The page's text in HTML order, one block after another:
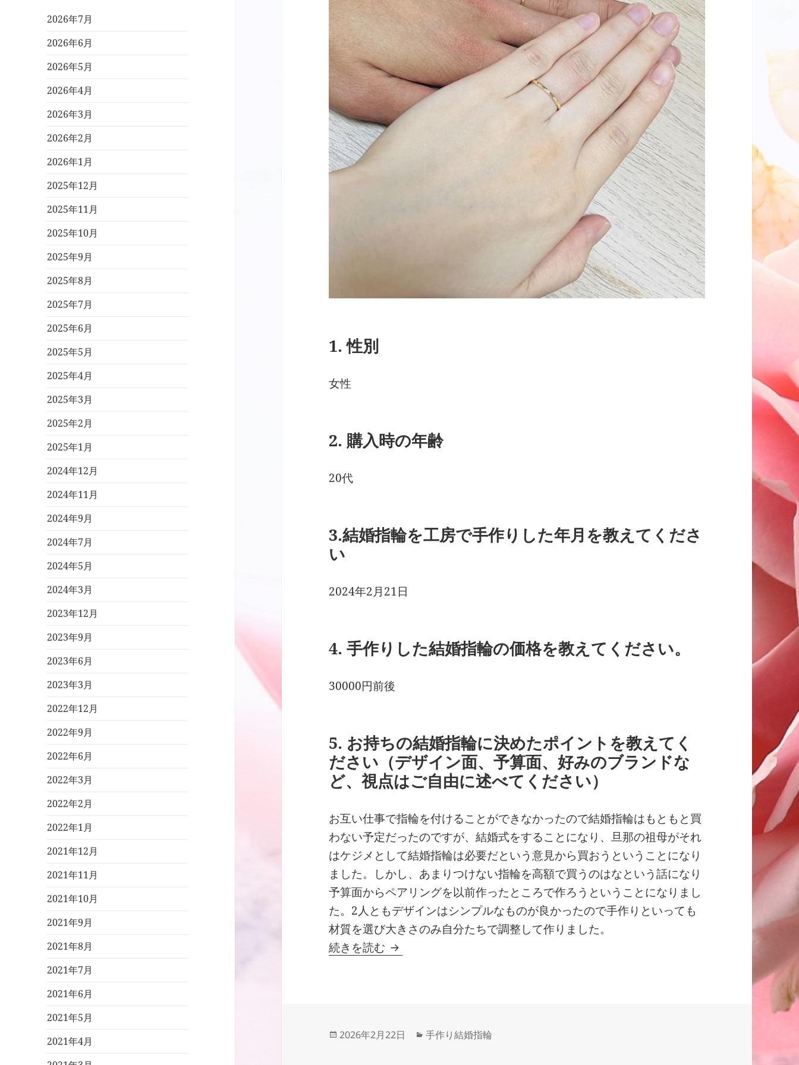
2026年7月
2026年6月
2026年5月
2026年4月
2026年3月
2026年2月
2026年1月
2025年12月
2025年11月
2025年10月
2025年9月
2025年8月
2025年7月
2025年6月
2025年5月
2025年4月
2025年3月
2025年2月
2025年1月
2024年12月
2024年11月
2024年9月
2024年7月
2024年5月
2024年3月
2023年12月
2023年9月
2023年6月
2023年3月
2022年12月
2022年9月
2022年6月
2022年3月
2022年2月
2022年1月
2021年12月
2021年11月
2021年10月
2021年9月
2021年8月
2021年7月
2021年6月
2021年5月
2021年4月
1. 性別
女性
2. 購入時の年齢
20代
3.結婚指輪を工房で手作りした年月を教えてくださ
い
2024年2月21日
4. 手作りした結婚指輪の価格を教えてください。
30000円前後
5. お持ちの結婚指輪に決めたポイントを教えてく
ださい（デザイン面、予算面、好みのブランドな
ど、視点はご自由に述べてください）
お互い仕事で指輪を付けることができなかったので結婚指輪はもともと買
わない予定だったのですが、結婚式をすることになり、旦那の祖母がそれ
はケジメとして結婚指輪は必要だという意見から買おうということになり
ました。しかし、あまりつけない指輪を高額で買うのはなという話になり
予算面からペアリングを以前作ったところで作ろうということになりまし
た。2人ともデザインはシンプルなものが良かったので手作りといっても
材質を選び大きさのみ自分たちで調整して作りました。
続きを読む 結婚指輪手作り体験談「シンプルなものなので服装に関係なく付けることがで
投
2026年2月22日
カ
手作り結婚指輪